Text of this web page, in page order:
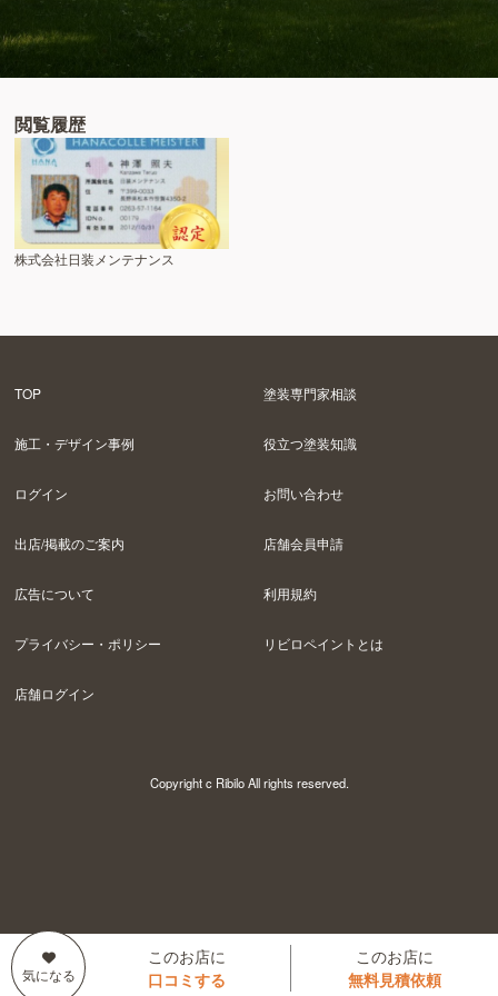
このお店に
口コミする
このお店に
無料見積依頼
閲覧履歴
株式会社日装メンテナンス
TOP 塗装専門家相談
施工・デザイン事例 役立つ塗装知識
ログイン お問い合わせ
出店/掲載のご案内 店舗会員申請
広告について 利用規約
プライバシー・ポリシー リビロペイントとは
店舗ログイン
Copyright c Ribilo All rights reserved.